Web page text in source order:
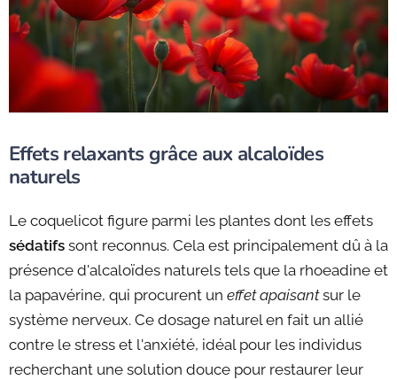
Effets relaxants grâce aux alcaloïdes
naturels
Le coquelicot figure parmi les plantes dont les effets
sédatifs sont reconnus. Cela est principalement dû à la
présence d'alcaloïdes naturels tels que la rhoeadine et
la papavérine, qui procurent un effet apaisantsur le
système nerveux. Ce dosage naturel en fait un allié
contre le stress et l'anxiété, idéal pour les individus
recherchant une solution douce pour restaurer leur